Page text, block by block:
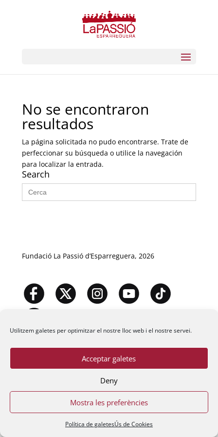
Utilitzem galetes per optimitzar el nostre lloc web i el nostre servei.
Acceptar galetes
Deny
Mostra les preferències
Política de galetesÚs de Cookies
No se encontraron
resultados
La página solicitada no pudo encontrarse. Trate de
perfeccionar su búsqueda o utilice la navegación
para localizar la entrada.
Search
Buscar:
Fundació La Passió d’Esparreguera, 2026